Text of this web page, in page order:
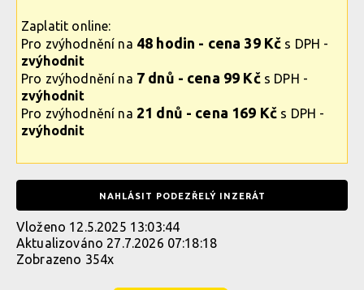
Zaplatit online:
Pro zvýhodnění na 48 hodin - cena 39 Kč s DPH -
zvýhodnit
Pro zvýhodnění na 7 dnů - cena 99 Kčs DPH -
zvýhodnit
Pro zvýhodnění na 21 dnů - cena 169 Kč s DPH -
zvýhodnit
NAHLÁSIT PODEZŘELÝ INZERÁT
Vloženo 12.5.2025 13:03:44
Aktualizováno 27.7.2026 07:18:18
Zobrazeno 354x